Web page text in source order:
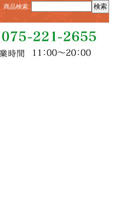
商品検索: